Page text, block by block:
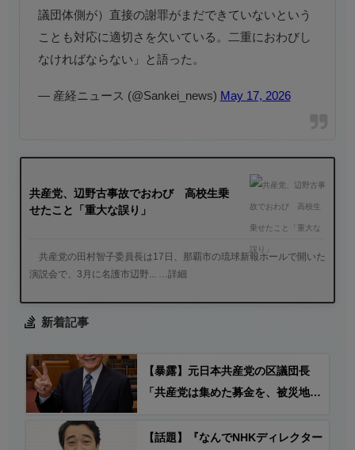
議団体側が）直接の謝罪がまだできていないという
ことも対応に適切さを欠いている。二重におわびし
なければならない」と語った。
— 産経ニュース (@Sankei_news) May 17, 2026
共産党、辺野古事故でおわび 高校生乗
せたこと「重大な誤り」
共産党の田村智子委員長は17日、那覇市の琉球新報ホールで開いた
演説会で、3月に名護市辺野... …詳細
新着記事
【暴露】元日本共産党の区議団長
「共産党は集めた募金を、被災地に
て行って何に使うかっていったら、
【話題】『なんでNHKディレクター